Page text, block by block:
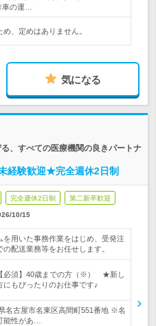
車の運…
、定めはありません。
気になる
、すべての医療機関の良きパートナ
経験歓迎★完全週休2日制
完全週休2日制 第二新卒歓迎
10/15
を用いた事務作業をはじめ、受発注
配送業務等をお任せします。
必須】40歳までの方（※） ★新し
にもぴったりのお仕事です♪
名古屋市名東区高間町551番地 ※名
能性があ…